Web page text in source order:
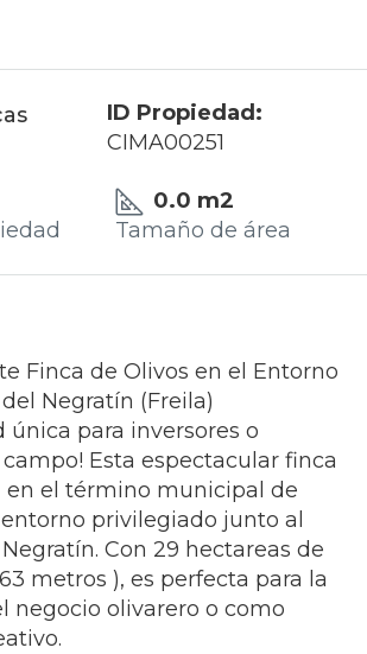
ID Propiedad:
CIMA00251
0.0 m2
Tamaño de área
Finca de Olivos en el Entorno
Negratín (Freila)
única para inversores o
Esta espectacular finca
en el término municipal de
privilegiado junto al
Con 29 hectareas de
metros ), es perfecta para la
negocio olivarero o como